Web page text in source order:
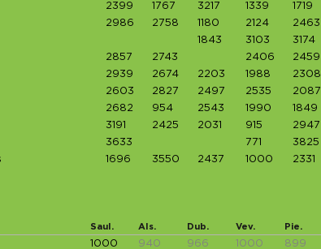
2399 1767 3217 1339 1719
2986 2758 1180 2124 2463
1843 3103 3174
2857 2743 2406 2459
2939 2674 2203 1988 2308
2603 2827 2497 2535 2087
2682 954 2543 1990 1849
3191 2425 2031 915 2947
3633 771 3825
1696 3550 2437 1000 2331
Saul. Als. Dub. Vev. Pie.
1000 940 966 1000 899